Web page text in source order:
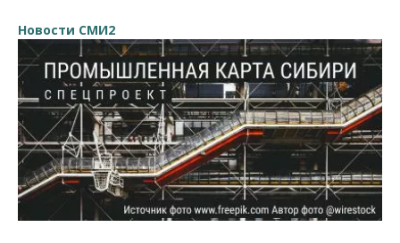
Новости СМИ2